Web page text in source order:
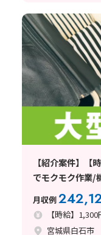
【紹介案件】【
でモクモク作業/
月収例
【時給】
宮城県白石市